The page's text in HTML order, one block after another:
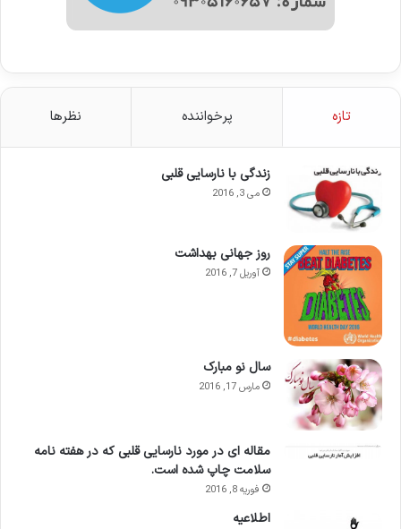
تازه پرخواننده نظرها
زندگی با نارسایی قلبی
می 3, 2016
روز جهانی بهداشت
آوریل 7, 2016
سال نو مبارک
مارس 17, 2016
مقاله ای در مورد نارسایی قلبی که در هفته نامه
سلامت چاپ شده است.
فوریه 8, 2016
اطلاعيه